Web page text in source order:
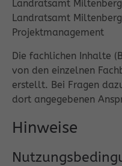
Landratsamt
Landratsamt
Projektmanagement
Die fachlichen Inhalte
von den einzelnen
erstellt. Bei Fragen
dort angegebenen
Hinweise